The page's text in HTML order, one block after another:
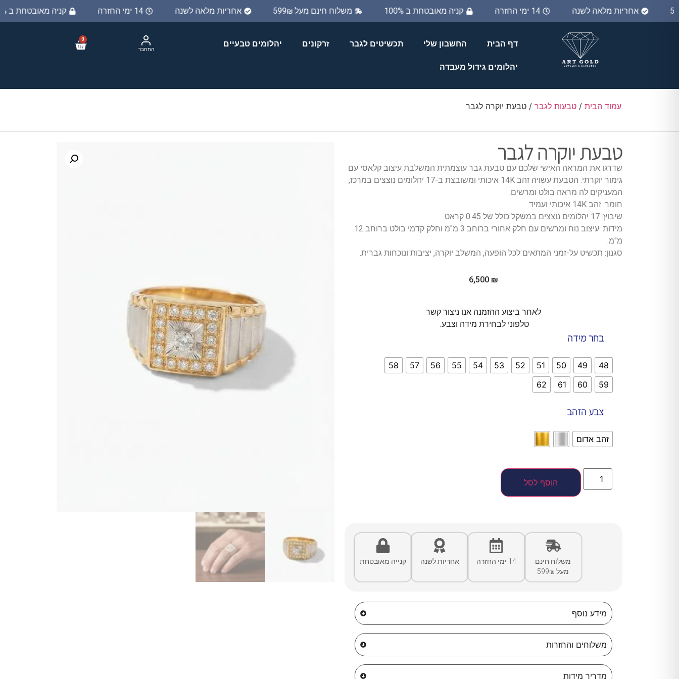
קניה מאובטחת ב 14 ימי החזרה אחריות מלאה לשנה משלוח חינם מעל 599₪ קניה מאובטחת ב 100% 14 ימי החזרה אחריות מלאה לשנה
0
התחבר
דף הבית החשבון שלי תכשיטים לגבר זרקונים יהלומים טבעיים
יהלומים גידול מעבדה
עמוד הבית / טבעות לגבר / טבעת יוקרה לגבר
טבעת יוקרה לגבר
שדרגו את המראה האישי שלכם עם טבעת גבר עוצמתית המשלבת עיצוב קלאסי עם
גימור יוקרתי. הטבעת עשויה זהב 14K איכותי ומשובצת ב-17 יהלומים נוצצים במרכז,
המעניקים לה מראה בולט ומרשים.
חומר: זהב 14K איכותי ועמיד.
שיבוץ: 17 יהלומים נוצצים במשקל כולל של 0.45 קראט.
מידות: עיצוב נוח ומרשים עם חלק אחורי ברוחב 3 מ"מ וחלק קדמי בולט ברוחב 12
מ"מ.
סגנון: תכשיט על-זמני המתאים לכל הופעה, המשלב יוקרה, יציבות ונוכחות גברית.
6,500 ₪
לאחר ביצוע ההזמנה אנו ניצור קשר
טלפוני לבחירת מידה וצבע.
בחר מידה
48
49
50
51
52
53
54
55
56
57
58
59
60
61
62
צבע הזהב
זהב אדום
הוסף לסל
קנייה מאובטחת אחריות לשנה 14 ימי החזרה
משלוח חינם
מעל 599₪
מידע נוסף
משלוחים והחזרות
מדריך מידות